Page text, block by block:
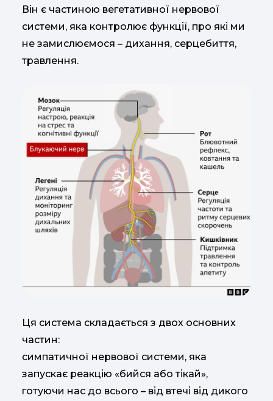
Він є частиною вегетативної нервової
системи, яка контролює функції, про які ми
не замислюємося – дихання, серцебиття,
травлення.
Ця система складається з двох основних
частин:
симпатичної нервової системи, яка
запускає реакцію «бийся або тікай»,
готуючи нас до всього – від втечі від дикого